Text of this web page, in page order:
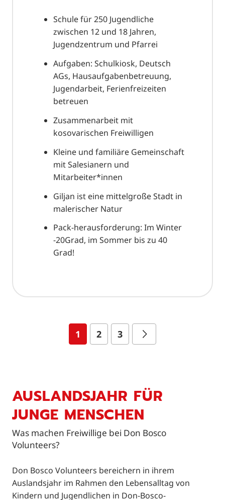
Schule für 250 Jugendliche
zwischen 12 und 18 Jahren,
Jugendzentrum und Pfarrei
Aufgaben: Schulkiosk, Deutsch
AGs, Hausaufgabenbetreuung,
Jugendarbeit, Ferienfreizeiten
betreuen
Zusammenarbeit mit
kosovarischen Freiwilligen
Kleine und familiäre Gemeinschaft
mit Salesianern und
Mitarbeiter*innen
Giljan ist eine mittelgroße Stadt in
malerischer Natur
Pack-herausforderung: Im Winter
-20Grad, im Sommer bis zu 40
Grad!
1 2 3
AUSLANDSJAHR FÜR
JUNGE MENSCHEN
Was machen Freiwillige bei Don Bosco
Volunteers?
Don Bosco Volunteers bereichern in ihrem
Auslandsjahr im Rahmen den Lebensalltag von
Kindern und Jugendlichen in Don-Bosco-